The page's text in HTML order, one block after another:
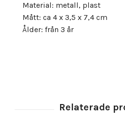
Material: metall, plast
Mått: ca 4 x 3,5 x 7,4 cm
Ålder: från 3 år